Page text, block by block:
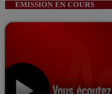
EMISSION EN COURS